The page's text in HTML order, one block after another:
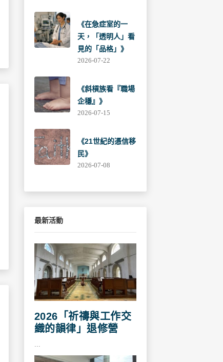
《在急症室的一
天，「透明人」看
見的「品格」》
2026-07-22
《斜槓族看『職場
企穩』》
2026-07-15
《21世紀的憑信移
民》
2026-07-08
最新活動
2026「祈禱與工作交
織的韻律」退修營